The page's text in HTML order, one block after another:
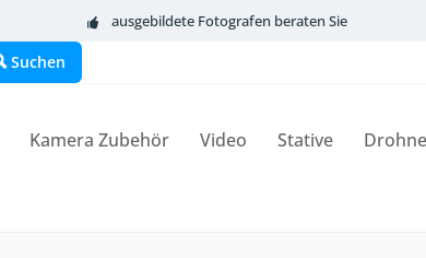
ausgebildete Fotografen beraten Sie
Suchen
Kamera Zubehör Video Stative